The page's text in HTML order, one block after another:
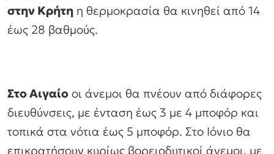
στην Κρήτη η θερμοκρασία θα κινηθεί από 14
έως 28 βαθμούς.
Στο Αιγαίο οι άνεμοι θα πνέουν από διάφορες
διευθύνσεις, με ένταση έως 3 με 4 μποφόρ και
τοπικά στα νότια έως 5 μποφόρ. Στο Ιόνιο θα
επικρατήσουν κυρίως βορειοδυτικοί άνεμοι, με